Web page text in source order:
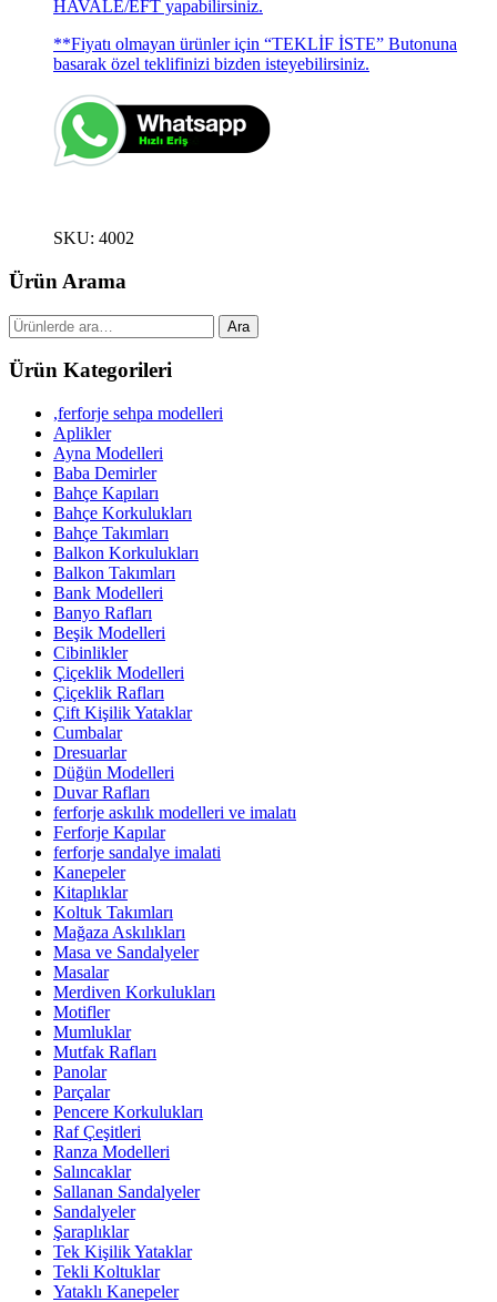
HAVALE/EFT yapabilirsiniz.
**Fiyatı olmayan ürünler için “TEKLİF İSTE” Butonuna
basarak özel teklifinizi bizden isteyebilirsiniz.
SKU: 4002
Ürün Arama
Ara: Ara
Ürün Kategorileri
,ferforje sehpa modelleri
Aplikler
Ayna Modelleri
Baba Demirler
Bahçe Kapıları
Bahçe Korkulukları
Bahçe Takımları
Balkon Korkulukları
Balkon Takımları
Bank Modelleri
Banyo Rafları
Beşik Modelleri
Cibinlikler
Çiçeklik Modelleri
Çiçeklik Rafları
Çift Kişilik Yataklar
Cumbalar
Dresuarlar
Düğün Modelleri
Duvar Rafları
ferforje askılık modelleri ve imalatı
Ferforje Kapılar
ferforje sandalye imalati
Kanepeler
Kitaplıklar
Koltuk Takımları
Mağaza Askılıkları
Masa ve Sandalyeler
Masalar
Merdiven Korkulukları
Motifler
Mumluklar
Mutfak Rafları
Panolar
Parçalar
Pencere Korkulukları
Raf Çeşitleri
Ranza Modelleri
Salıncaklar
Sallanan Sandalyeler
Sandalyeler
Şaraplıklar
Tek Kişilik Yataklar
Tekli Koltuklar
Yataklı Kanepeler